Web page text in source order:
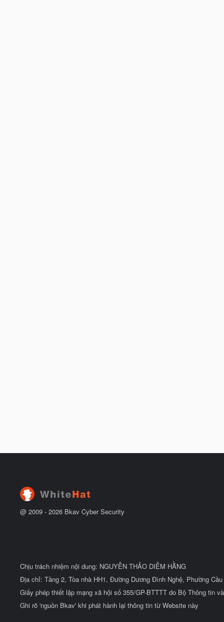
@ 2009 - 2026 Bkav Cyber Security
Chịu trách nhiệm nội dung: NGUYỄN THẢO DIỄM HẰNG
Địa chỉ: Tầng 2, Tòa nhà HH1, Đường Dương Đình Nghệ, Phường
Giấy phép thiết lập mạng xã hội số 355/GP-BTTTT do Bộ Thông tin
Ghi rõ 'nguồn Bkav' khi phát hành lại thông tin từ Website này